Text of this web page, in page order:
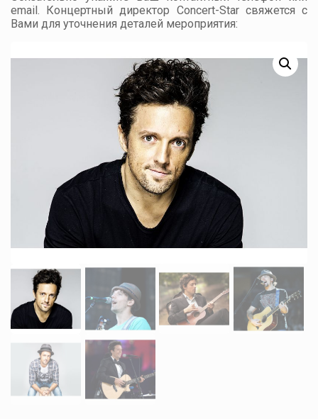
email. Концертный директор Concert-Star свяжется с
Вами для уточнения деталей мероприятия: